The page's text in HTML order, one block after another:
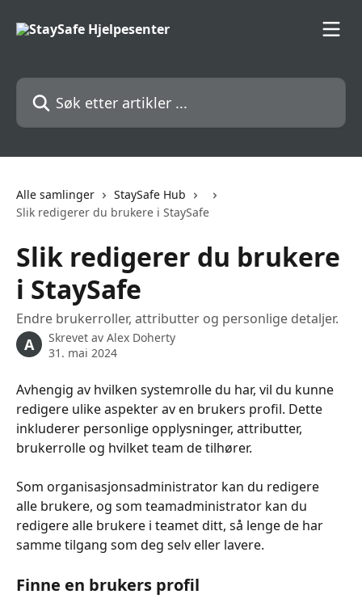
Søk etter artikler ...
Alle samlinger
StaySafe Hub
Slik redigerer du brukere i StaySafe
Slik redigerer du brukere
i StaySafe
Endre brukerroller, attributter og personlige detaljer.
A Skrevet av Alex Doherty
31. mai 2024
Avhengig av hvilken systemrolle du har, vil du kunne
redigere ulike aspekter av en brukers profil. Dette
inkluderer personlige opplysninger, attributter,
brukerrolle og hvilket team de tilhører.
Som organisasjonsadministrator kan du redigere
alle brukere, og som teamadministrator kan du
redigere alle brukere i teamet ditt, så lenge de har
samme tilgang som deg selv eller lavere.
Finne en brukers profil